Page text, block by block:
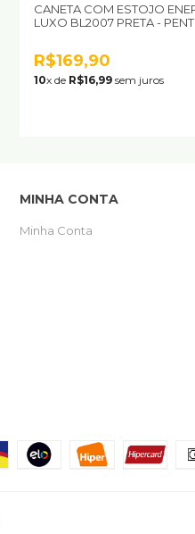
CANETA COM ESTOJO
LUXO BL2007 PRETA -
R$169,90
10x de R$16,99 sem juros
MINHA CONTA
Minha Conta